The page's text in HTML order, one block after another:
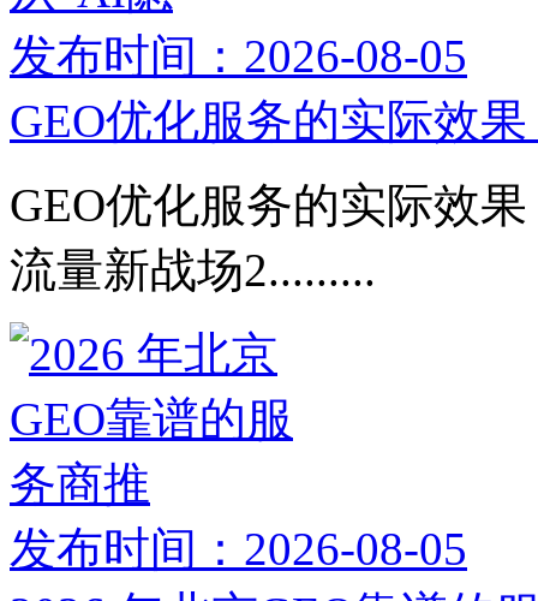
发布时间：2026-08-05
GEO优化服务的实际效
GEO优化服务的实际效
流量新战场2.........
发布时间：2026-08-05